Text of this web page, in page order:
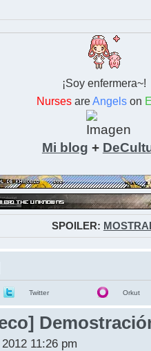
¡Soy enfermera~!
Nurses areAngels on
Mi blog +
SPOILER:
Twitter Orkut
11:26 pm